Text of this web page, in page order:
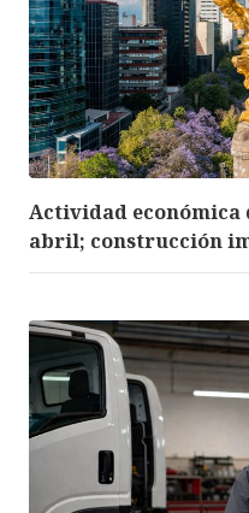
Actividad económica
abril; construcción